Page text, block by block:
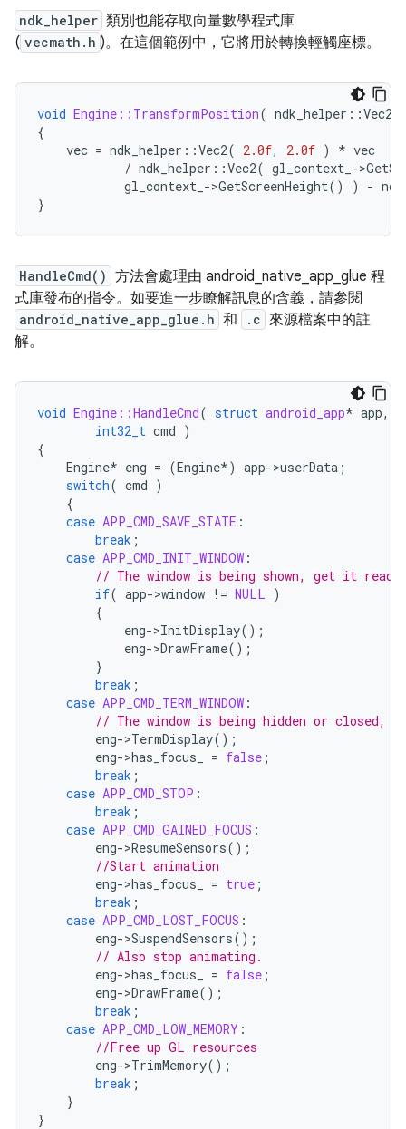
ndk_helper 類別也能存取向量數學程式庫
( vecmath.h )。在這個範例中，它將用於轉換輕觸座標。
void Engine::TransformPosition( ndk_helper ::Vec2
{
vec = ndk_helper ::Vec2( 2.0f, 2.0f ) * vec
/ ndk_helper ::Vec2( gl_context_ ->
gl_context_ ->GetScreenHeight() ) -
}
HandleCmd() 方法會處理由 android_native_app_glue 程
式庫發布的指令。如要進一步瞭解訊息的含義，請參閱
android_native_app_glue.h 和 .c 來源檔案中的註
解。
void Engine::HandleCmd( struct android_app* app,
int32_t cmd )
{
Engine* eng = (Engine*) app->userData ;
switch( cmd )
{
case APP_CMD_SAVE_STATE :
break ;
case APP_CMD_INIT_WINDOW :
// The window is being shown, get it
if( app->window != NULL )
{
eng->InitDisplay();
eng->DrawFrame();
}
break ;
case APP_CMD_TERM_WINDOW :
// The window is being hidden or closed,
eng->TermDisplay();
eng->has_focus_ = false ;
break ;
case APP_CMD_STOP :
break ;
case APP_CMD_GAINED_FOCUS :
eng->ResumeSensors();
//Start animation
eng->has_focus_ = true ;
break ;
case APP_CMD_LOST_FOCUS :
eng->SuspendSensors();
// Also stop animating.
eng->has_focus_ = false ;
eng->DrawFrame();
break ;
case APP_CMD_LOW_MEMORY :
//Free up GL resources
eng->TrimMemory();
break ;
}
}